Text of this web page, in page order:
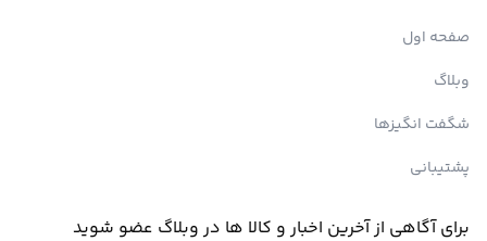
صفحه اول
وبلاگ
شگفت انگیزها
پشتیبانی
برای آگاهی از آخرین اخبار و کالا ها در وبلاگ عضو شوید